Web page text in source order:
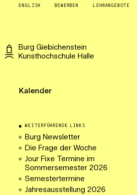
ENGLISH BEWERBEN LEHRANGEBOTE
Burg Giebichenstein
Kunsthochschule Halle
Kalender
WEITERFÜHRENDE LINKS
Burg Newsletter
Die Frage der Woche
Jour Fixe Termine im
Sommersemester 2026
Semestertermine
Jahresausstellung 2026